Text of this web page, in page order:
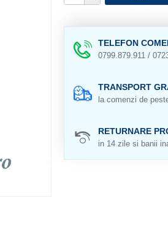
TELEFON
0799.879.911 /
TRANSPORT
la comenzi de
RETURNARE
in 14 zile si banii